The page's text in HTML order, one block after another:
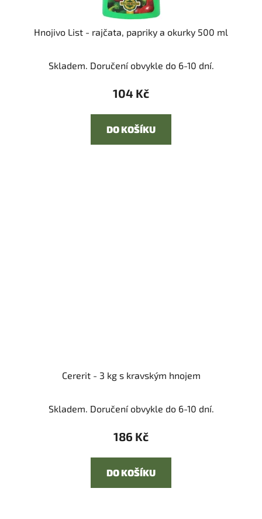
Hnojivo List - rajčata, papriky a okurky 500 ml
Skladem. Doručení obvykle do 6-10 dní.
104 Kč
DO KOŠÍKU
Cererit - 3 kg s kravským hnojem
Skladem. Doručení obvykle do 6-10 dní.
186 Kč
DO KOŠÍKU